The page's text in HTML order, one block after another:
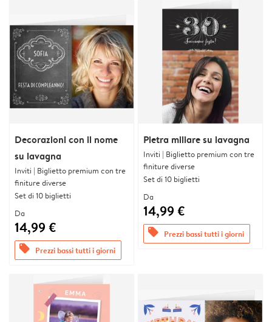
Decorazioni con il nome
su lavagna
Inviti | Biglietto premium con tre
finiture diverse
Set di 10 biglietti
Da
14,99 €
offers Prezzi bassi tutti i giorni
Pietra miliare su lavagna
Inviti | Biglietto premium con tre
finiture diverse
Set di 10 biglietti
Da
14,99 €
offers Prezzi bassi tutti i giorni